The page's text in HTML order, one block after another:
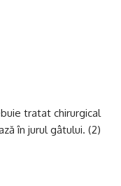
tratat chirurgical
în jurul gâtului. (2)